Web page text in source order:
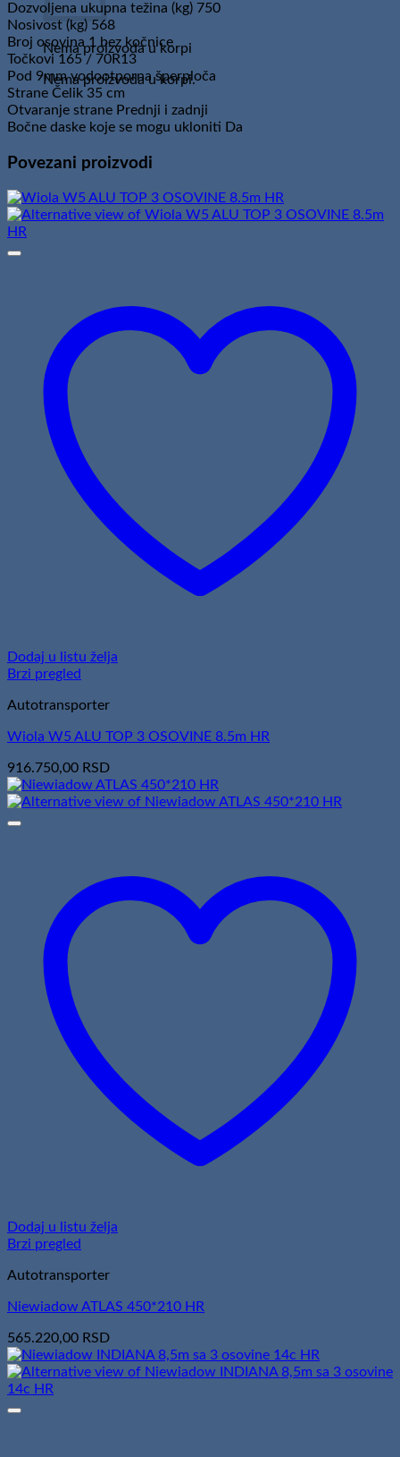
Nema proizvoda u korpi
Nema proizvoda u korpi.
Dozvoljena ukupna težina (kg) 750
Nosivost (kg) 568
Broj osovina 1 bez kočnice
Točkovi 165 / 70R13
Pod 9mm vodootporna šperploča
Strane Čelik 35 cm
Otvaranje strane Prednji i zadnji
Bočne daske koje se mogu ukloniti Da
Povezani proizvodi
Dodaj u listu želja
Brzi pregled
Autotransporter
Wiola W5 ALU TOP 3 OSOVINE 8.5m HR
916.750,00 RSD
Dodaj u listu želja
Brzi pregled
Autotransporter
Niewiadow ATLAS 450*210 HR
565.220,00 RSD